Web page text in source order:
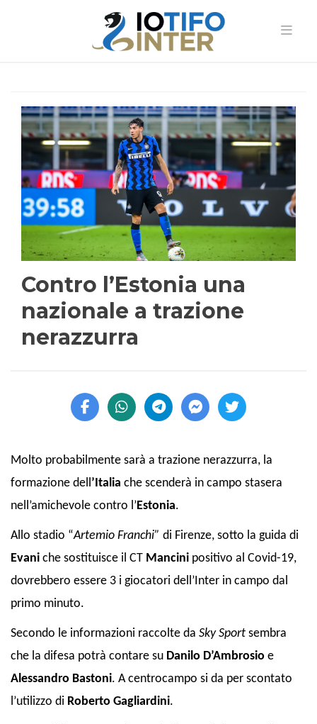
Contro l’Estonia una
nazionale a trazione
nerazzurra
Molto probabilmente sarà a trazione nerazzurra, la
formazione dell’Italia che scenderà in campo stasera
nell’amichevole contro l’Estonia.
Allo stadio “Artemio Franchi” di Firenze, sotto la guida di
Evani che sostituisce il CT Mancini positivo al Covid-19,
dovrebbero essere 3 i giocatori dell’Inter in campo dal
primo minuto.
Secondo le informazioni raccolte da Sky Sport sembra
che la difesa potrà contare su Danilo D’Ambrosio e
Alessandro Bastoni. A centrocampo si da per scontato
l’utilizzo di Roberto Gagliardini.